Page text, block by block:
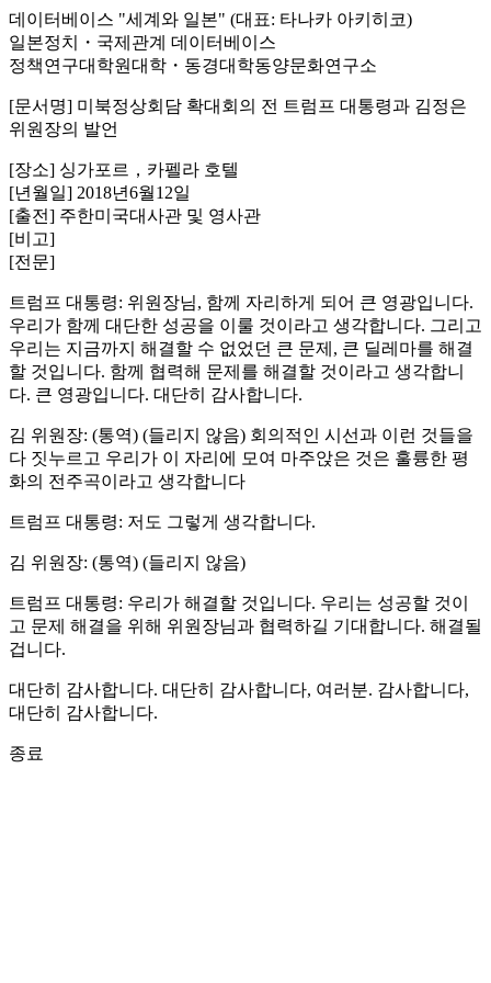
데이터베이스 "세계와 일본" (대표: 타나카 아키히코)
일본정치・국제관계 데이터베이스
정책연구대학원대학・동경대학동양문화연구소
[문서명] 미북정상회담 확대회의 전 트럼프 대통령과 김정은
위원장의 발언
[장소] 싱가포르，카펠라 호텔
[년월일] 2018년6월12일
[출전] 주한미국대사관 및 영사관
[비고]
[전문]
트럼프 대통령: 위원장님, 함께 자리하게 되어 큰 영광입니다.
우리가 함께 대단한 성공을 이룰 것이라고 생각합니다. 그리고
우리는 지금까지 해결할 수 없었던 큰 문제, 큰 딜레마를 해결
할 것입니다. 함께 협력해 문제를 해결할 것이라고 생각합니
다. 큰 영광입니다. 대단히 감사합니다.
김 위원장: (통역) (들리지 않음) 회의적인 시선과 이런 것들을
다 짓누르고 우리가 이 자리에 모여 마주앉은 것은 훌륭한 평
화의 전주곡이라고 생각합니다
트럼프 대통령: 저도 그렇게 생각합니다.
김 위원장: (통역) (들리지 않음)
트럼프 대통령: 우리가 해결할 것입니다. 우리는 성공할 것이
고 문제 해결을 위해 위원장님과 협력하길 기대합니다. 해결될
겁니다.
대단히 감사합니다. 대단히 감사합니다, 여러분. 감사합니다,
대단히 감사합니다.
종료